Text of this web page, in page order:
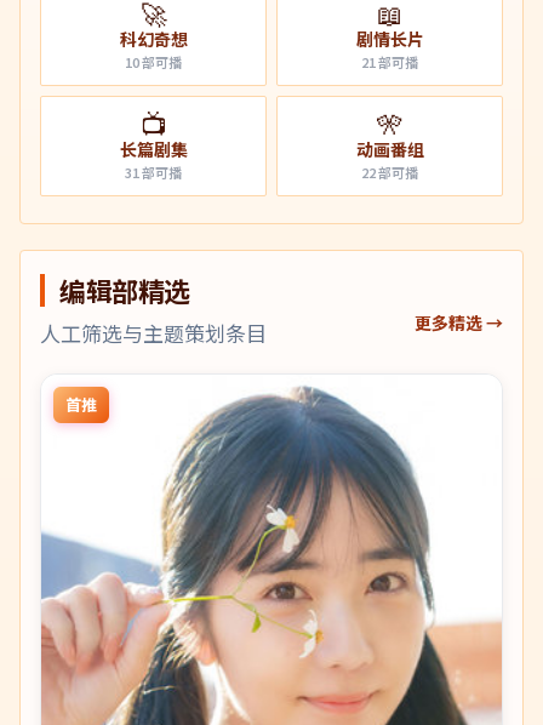
🚀
科幻奇想
10部可播
📖
剧情长片
21部可播
📺
长篇剧集
31部可播
🎌
动画番组
22部可播
编辑部精选
人工筛选与主题策划条目 更多精选 →
首推